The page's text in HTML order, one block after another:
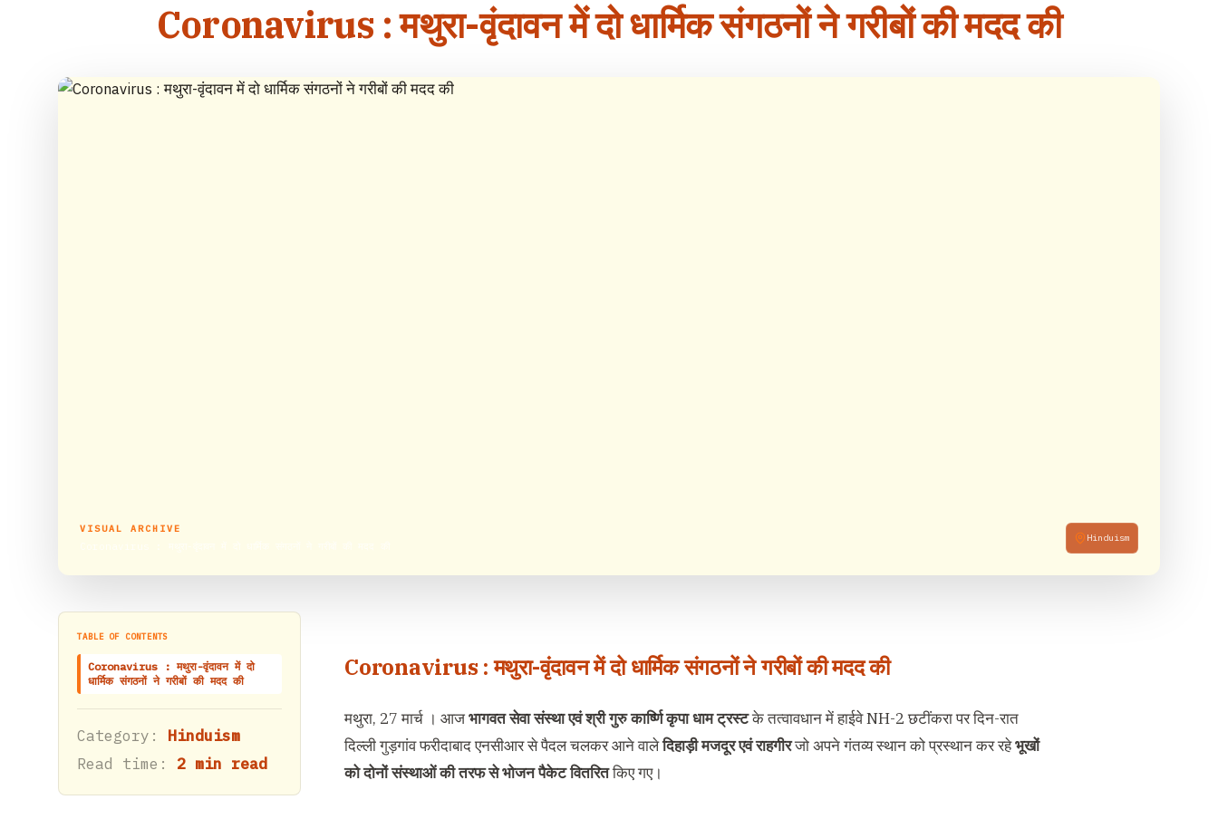
Coronavirus : मथुरा-वृंदावन में दो धार्मिक संगठनों ने गरीबों की मदद की
VISUAL ARCHIVE
Hinduism
TABLE OF CONTENTS
Coronavirus : मथुरा-वृंदावन में दो
धार्मिक संगठनों ने गरीबों की मदद की
Category: Hinduism
Read time: 2 min read
Coronavirus : मथुरा-वृंदावन में दो धार्मिक संगठनों ने गरीबों की मदद की
मथुरा, 27 मार्च । आजभागवत सेवा संस्था एवं श्री गुरु कार्ष्णि कृपा धाम ट्रस्टके तत्वावधान में हाईवे NH-2 छटींकरा पर दिन-रात
दिल्ली गुड़गांव फरीदाबाद एनसीआर से पैदल चलकर आने वालेदिहाड़ी मजदूर एवं राहगीरजो अपने गंतव्य स्थान को प्रस्थान कर रहेभूखों
को दोनों संस्थाओं की तरफ से भोजन पैकेट वितरितकिए गए।